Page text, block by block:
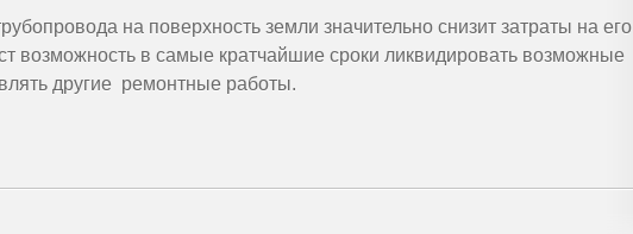
на поверхность земли значительно снизит затраты на его
возможность в самые кратчайшие сроки ликвидировать возможные
другие ремонтные работы.